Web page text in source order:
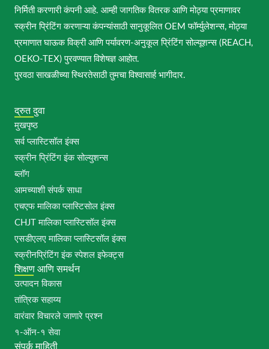
निर्मिती करणारी कंपनी आहे. आम्ही जागतिक वितरक आणि मोठ्या प्रमाणावर
स्क्रीन प्रिंटिंग करणाऱ्या कंपन्यांसाठी सानुकूलित OEM फॉर्म्युलेशन्स, मोठ्या
प्रमाणात घाऊक विक्री आणि पर्यावरण-अनुकूल प्रिंटिंग सोल्यूशन्स (REACH,
OEKO-TEX) पुरवण्यात विशेषज्ञ आहोत.
पुरवठा साखळीच्या स्थिरतेसाठी तुमचा विश्वासार्ह भागीदार.
द्रुत दुवा
मुखपृष्ठ
सर्व प्लास्टिसॉल इंक्स
स्क्रीन प्रिंटिंग इंक सोल्युशन्स
ब्लॉग
आमच्याशी संपर्क साधा
एचएफ मालिका प्लास्टिसोल इंक्स
CHJT मालिका प्लास्टिसॉल इंक्स
एसडीएलए मालिका प्लास्टिसॉल इंक्स
स्क्रीनप्रिंटिंग इंक स्पेशल इफेक्ट्स
शिक्षण आणि समर्थन
उत्पादन विकास
तांत्रिक सहाय्य
वारंवार विचारले जाणारे प्रश्न
१-ऑन-१ सेवा
संपर्क माहिती